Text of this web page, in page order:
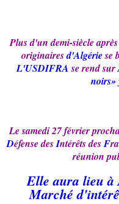
Plus d'un demi-siècle
originairesd'Algériese
L'USDIFRAse rend sur
noirs»
Le samedi 27 février
Défense desIntérêts desF
réunion
Elle aura lieu à
Marché